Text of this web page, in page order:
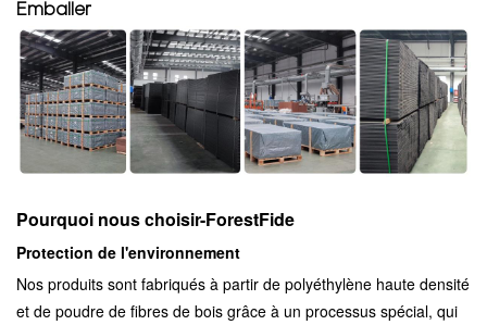
Emballer
Pourquoi nous choisir-ForestFide
Protection de l'environnement
Nos produits sont fabriqués à partir de polyéthylène haute densité
et de poudre de fibres de bois grâce à un processus spécial, qui